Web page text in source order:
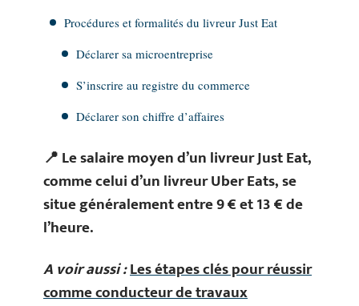
Procédures et formalités du livreur Just Eat
Déclarer sa microentreprise
S’inscrire au registre du commerce
Déclarer son chiffre d’affaires
📍 Le salaire moyen d’un livreur Just Eat,
comme celui d’un livreur Uber Eats, se
situe généralement entre 9 € et 13 € de
l’heure.
A voir aussi :Les étapes clés pour réussir
comme conducteur de travaux